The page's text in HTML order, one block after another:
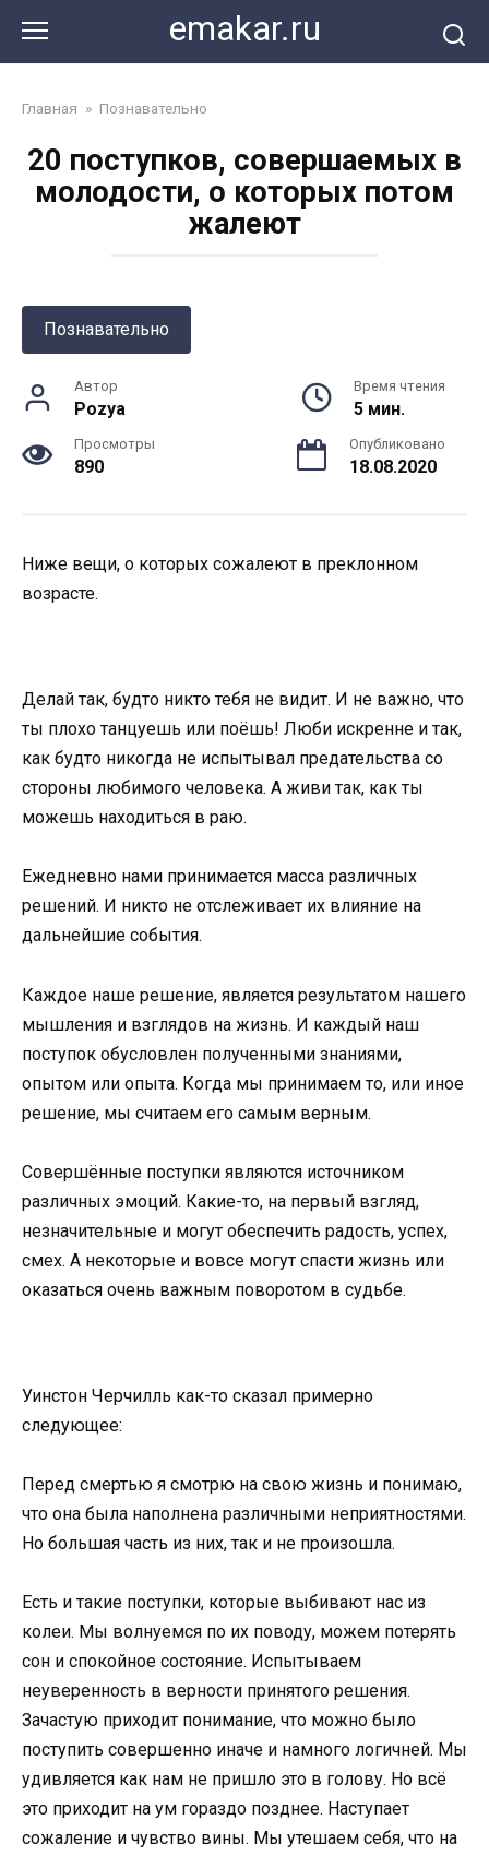
контенту
emakar.ru
Главная » Познавательно
20 поступков, совершаемых в
молодости, о которых потом
жалеют
Познавательно
Автор
Pozya
Время чтения
5 мин.
Просмотры
890
Опубликовано
18.08.2020
Ниже вещи, о которых сожалеют в преклонном
возрасте.
Делай так, будто никто тебя не видит. И не важно, что
ты плохо танцуешь или поёшь! Люби искренне и так,
как будто никогда не испытывал предательства со
стороны любимого человека. А живи так, как ты
можешь находиться в раю.
Ежедневно нами принимается масса различных
решений. И никто не отслеживает их влияние на
дальнейшие события.
Каждое наше решение, является результатом нашего
мышления и взглядов на жизнь. И каждый наш
поступок обусловлен полученными знаниями,
опытом или опыта. Когда мы принимаем то, или иное
решение, мы считаем его самым верным.
Совершённые поступки являются источником
различных эмоций. Какие-то, на первый взгляд,
незначительные и могут обеспечить радость, успех,
смех. А некоторые и вовсе могут спасти жизнь или
оказаться очень важным поворотом в судьбе.
Уинстон Черчилль как-то сказал примерно
следующее:
Перед смертью я смотрю на свою жизнь и понимаю,
что она была наполнена различными неприятностями.
Но большая часть из них, так и не произошла.
Есть и такие поступки, которые выбивают нас из
колеи. Мы волнуемся по их поводу, можем потерять
сон и спокойное состояние. Испытываем
неуверенность в верности принятого решения.
Зачастую приходит понимание, что можно было
поступить совершенно иначе и намного логичней. Мы
удивляется как нам не пришло это в голову. Но всё
это приходит на ум гораздо позднее. Наступает
сожаление и чувство вины. Мы утешаем себя, что на